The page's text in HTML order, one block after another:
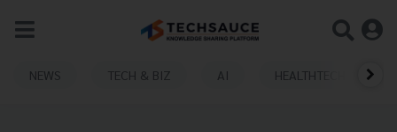
NEWS TECH & BIZ AI HEALTHTECH